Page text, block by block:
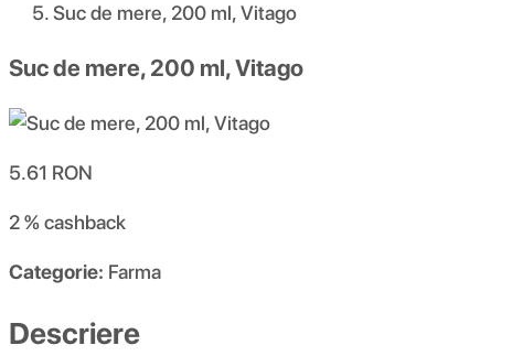
Suc de mere, 200 ml, Vitago
Suc de mere, 200 ml, Vitago
5.61 RON
2 %cashback
Categorie: Farma
Descriere